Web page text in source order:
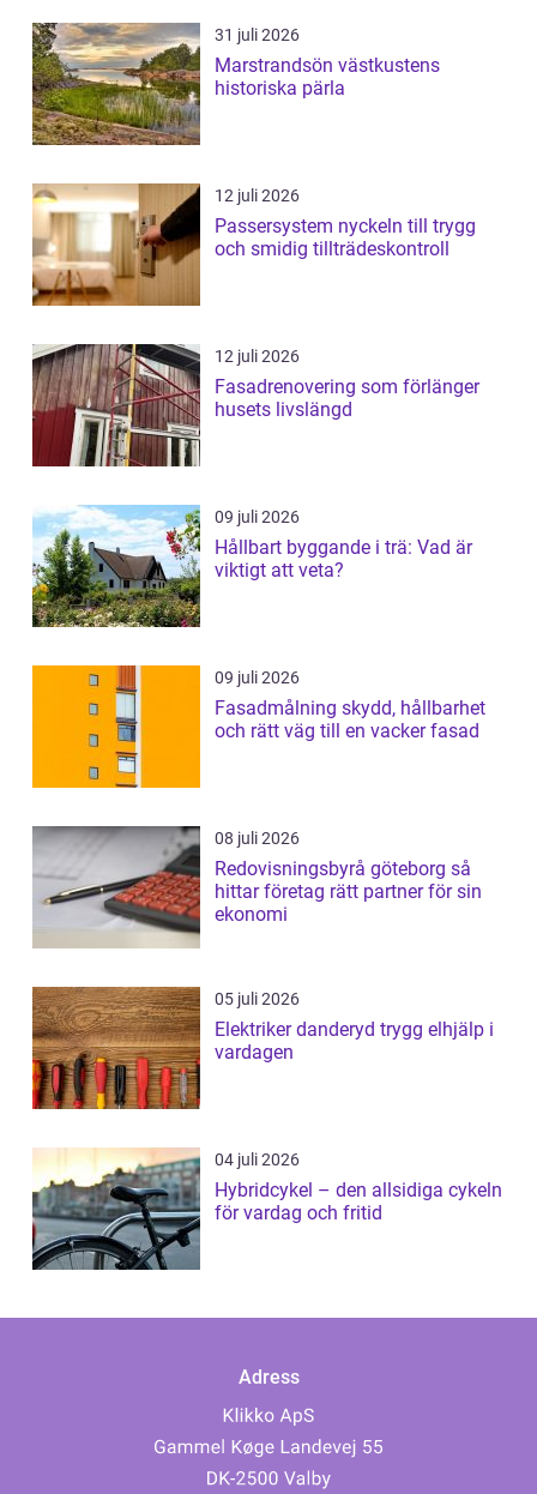
31 juli 2026
Marstrandsön västkustens
historiska pärla
12 juli 2026
Passersystem nyckeln till trygg
och smidig tillträdeskontroll
12 juli 2026
Fasadrenovering som förlänger
husets livslängd
09 juli 2026
Hållbart byggande i trä: Vad är
viktigt att veta?
09 juli 2026
Fasadmålning skydd, hållbarhet
och rätt väg till en vacker fasad
08 juli 2026
Redovisningsbyrå göteborg så
hittar företag rätt partner för sin
ekonomi
05 juli 2026
Elektriker danderyd trygg elhjälp i
vardagen
04 juli 2026
Hybridcykel – den allsidiga cykeln
för vardag och fritid
Adress